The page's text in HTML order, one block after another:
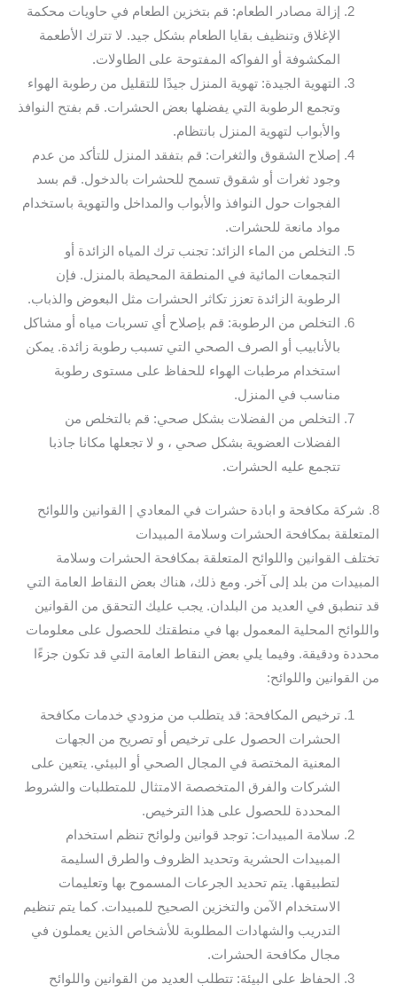
إزالة مصادر الطعام: قم بتخزين الطعام في حاويات محكمة
الإغلاق وتنظيف بقايا الطعام بشكل جيد. لا تترك الأطعمة
المكشوفة أو الفواكه المفتوحة على الطاولات.
التهوية الجيدة: تهوية المنزل جيدًا للتقليل من رطوبة الهواء
وتجمع الرطوبة التي يفضلها بعض الحشرات. قم بفتح النوافذ
والأبواب لتهوية المنزل بانتظام.
إصلاح الشقوق والثغرات: قم بتفقد المنزل للتأكد من عدم
وجود ثغرات أو شقوق تسمح للحشرات بالدخول. قم بسد
الفجوات حول النوافذ والأبواب والمداخل والتهوية باستخدام
مواد مانعة للحشرات.
التخلص من الماء الزائد: تجنب ترك المياه الزائدة أو
التجمعات المائية في المنطقة المحيطة بالمنزل. فإن
الرطوبة الزائدة تعزز تكاثر الحشرات مثل البعوض والذباب.
التخلص من الرطوبة: قم بإصلاح أي تسربات مياه أو مشاكل
بالأنابيب أو الصرف الصحي التي تسبب رطوبة زائدة. يمكن
استخدام مرطبات الهواء للحفاظ على مستوى رطوبة
مناسب في المنزل.
التخلص من الفضلات بشكل صحي: قم بالتخلص من
الفضلات العضوية بشكل صحي ، و لا تجعلها مكانا جاذبا
تتجمع عليه الحشرات.
8. شركة مكافحة و ابادة حشرات في المعادي | القوانين واللوائح
المتعلقة بمكافحة الحشرات وسلامة المبيدات
تختلف القوانين واللوائح المتعلقة بمكافحة الحشرات وسلامة
المبيدات من بلد إلى آخر. ومع ذلك، هناك بعض النقاط العامة التي
قد تنطبق في العديد من البلدان. يجب عليك التحقق من القوانين
واللوائح المحلية المعمول بها في منطقتك للحصول على معلومات
محددة ودقيقة. وفيما يلي بعض النقاط العامة التي قد تكون جزءًا
من القوانين واللوائح:
ترخيص المكافحة: قد يتطلب من مزودي خدمات مكافحة
الحشرات الحصول على ترخيص أو تصريح من الجهات
المعنية المختصة في المجال الصحي أو البيئي. يتعين على
الشركات والفرق المتخصصة الامتثال للمتطلبات والشروط
المحددة للحصول على هذا الترخيص.
سلامة المبيدات: توجد قوانين ولوائح تنظم استخدام
المبيدات الحشرية وتحديد الظروف والطرق السليمة
لتطبيقها. يتم تحديد الجرعات المسموح بها وتعليمات
الاستخدام الآمن والتخزين الصحيح للمبيدات. كما يتم تنظيم
التدريب والشهادات المطلوبة للأشخاص الذين يعملون في
مجال مكافحة الحشرات.
الحفاظ على البيئة: تتطلب العديد من القوانين واللوائح